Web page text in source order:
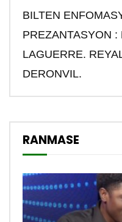
BILTEN
PREZANTASYON
LAGUERRE.
DERONVIL.
RANMASE